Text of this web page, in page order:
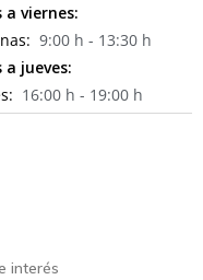
a viernes:
9:00 h - 13:30 h
a jueves:
16:00 h - 19:00 h
interés